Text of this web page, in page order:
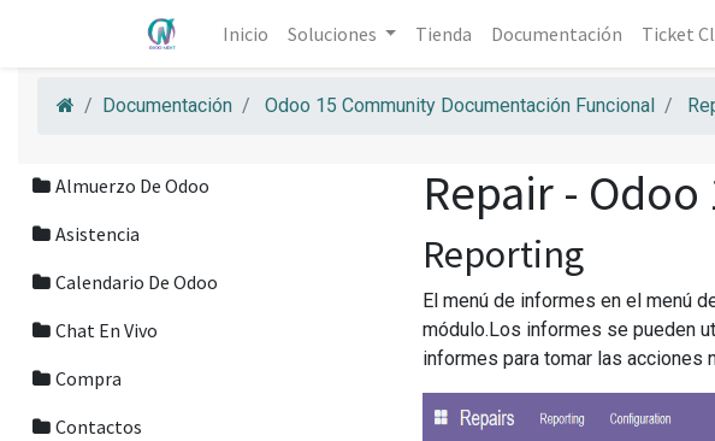
Inicio Soluciones Tienda Documentación Ticket
Documentación Odoo 15 Community Documentación Funcional
Almuerzo De Odoo
Asistencia
Calendario De Odoo
Chat En Vivo
Compra
Contactos
Repair -
Reporting
El menú de informes en el menú
módulo.Los informes se pueden
informes para tomar las acciones